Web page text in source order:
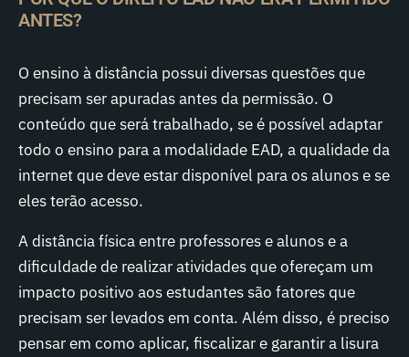
ANTES?
O ensino à distância possui diversas questões que
precisam ser apuradas antes da permissão. O
conteúdo que será trabalhado, se é possível adaptar
todo o ensino para a modalidade EAD, a qualidade da
internet que deve estar disponível para os alunos e se
eles terão acesso.
A distância física entre professores e alunos e a
dificuldade de realizar atividades que ofereçam um
impacto positivo aos estudantes são fatores que
precisam ser levados em conta. Além disso, é preciso
pensar em como aplicar, fiscalizar e garantir a lisura